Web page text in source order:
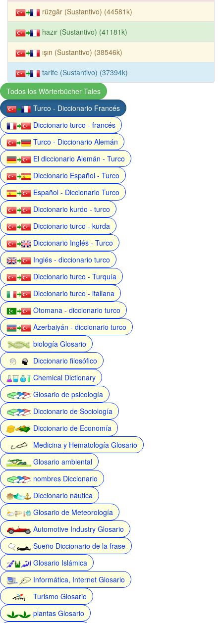
rüzgâr (Sustantivo) (44581k)
hazır (Sustantivo) (41181k)
ışın (Sustantivo) (38546k)
tarife (Sustantivo) (37394k)
Todos los Wörterbücher Tales
Turco - Diccionario Francés
Diccionario turco - francés
Turco - Diccionario Alemán
El diccionario Alemán - Turco
Diccionario Español - Turco
Español - Diccionario Turco
Diccionario kurdo - turco
Diccionario turco - kurda
Diccionario Inglés - Turco
Inglés - diccionario turco
Diccionario turco - Turquía
Diccionario turco - italiana
Otomana - diccionario turco
Azerbaiyán - diccionario turco
biología Glosario
Diccionario filosófico
Chemical Dictionary
Glosario de psicología
Diccionario de Sociología
Diccionario de Economía
Medicina y Hematología Glosario
Glosario ambiental
nombres Diccionario
Diccionario náutica
Glosario de Meteorología
Automotive Industry Glosario
Sueño Diccionario de la frase
Glosario Islámica
Informática, Internet Glosario
Turismo Glosario
plantas Glosario